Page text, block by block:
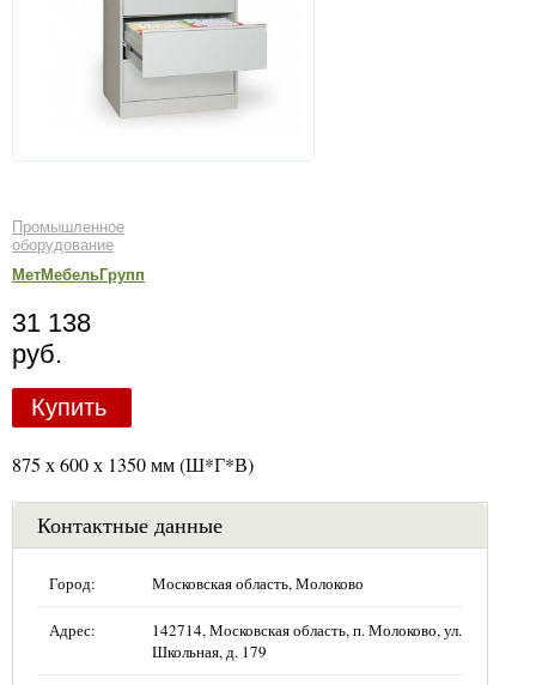
Промышленное
оборудование
МетМебельГрупп
31 138
руб.
Купить
875 х 600 х 1350 мм (Ш*Г*В)
Контактные данные
Город: Московская область, Молоково
Адрес:
142714, Московская область, п. Молоково, ул.
Школьная, д. 179